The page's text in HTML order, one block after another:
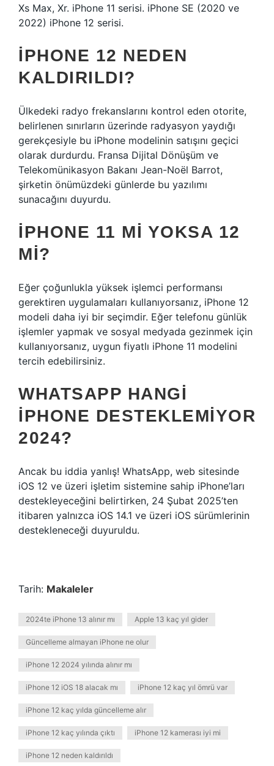
Xs Max, Xr. iPhone 11 serisi. iPhone SE (2020 ve
2022) iPhone 12 serisi.
IPHONE 12 NEDEN
KALDIRILDI?
Ülkedeki radyo frekanslarını kontrol eden otorite,
belirlenen sınırların üzerinde radyasyon yaydığı
gerekçesiyle bu iPhone modelinin satışını geçici
olarak durdurdu. Fransa Dijital Dönüşüm ve
Telekomünikasyon Bakanı Jean-Noël Barrot,
şirketin önümüzdeki günlerde bu yazılımı
sunacağını duyurdu.
IPHONE 11 MI YOKSA 12
MI?
Eğer çoğunlukla yüksek işlemci performansı
gerektiren uygulamaları kullanıyorsanız, iPhone 12
modeli daha iyi bir seçimdir. Eğer telefonu günlük
işlemler yapmak ve sosyal medyada gezinmek için
kullanıyorsanız, uygun fiyatlı iPhone 11 modelini
tercih edebilirsiniz.
WHATSAPP HANGI
IPHONE DESTEKLEMIYOR
2024?
Ancak bu iddia yanlış! WhatsApp, web sitesinde
iOS 12 ve üzeri işletim sistemine sahip iPhone’ları
destekleyeceğini belirtirken, 24 Şubat 2025’ten
itibaren yalnızca iOS 14.1 ve üzeri iOS sürümlerinin
destekleneceği duyuruldu.
Tarih: Makaleler
2024te iPhone 13 alınır mı Apple 13 kaç yıl gider
Güncelleme almayan iPhone ne olur
iPhone 12 2024 yılında alınır mı
iPhone 12 iOS 18 alacak mı iPhone 12 kaç yıl ömrü var
iPhone 12 kaç yılda güncelleme alır
iPhone 12 kaç yılında çıktı iPhone 12 kamerası iyi mi
iPhone 12 neden kaldırıldı